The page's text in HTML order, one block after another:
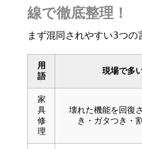
線で徹底整理！
まず混同されやすい3つの
用
語
現場で多
家
具
修
理
壊れた機能を回復
き・ガタつき・